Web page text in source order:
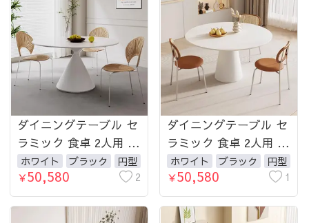
ダイニングテーブル セ
ラミック 食卓 2人用 4
人用 4人 ホワイト ブラ
ック 直径60 70 80 90
100 110 120 130cm お
しゃれ ダイニング
ホワイト ブラック
円型
￥50,580 2
ダイニングテーブル セ
ラミック 食卓 2人用 4
人用 4人 ホワイト ブラ
ック 直径60 70 80 90
100 110 120 130cm お
しゃれ ダイニング
ホワイト ブラック
円型
￥50,580 1